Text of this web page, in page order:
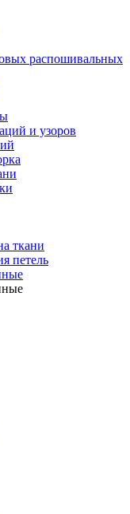
распошивальных
и узоров
ткани
петель